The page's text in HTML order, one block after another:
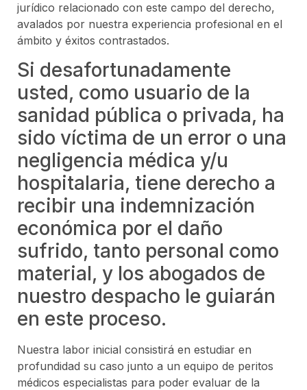
jurídico relacionado con este campo del derecho,
avalados por nuestra experiencia profesional en el
ámbito y éxitos contrastados.
Si desafortunadamente
usted, como usuario de la
sanidad pública o privada, ha
sido víctima de un error o una
negligencia médica y/u
hospitalaria, tiene derecho a
recibir una indemnización
económica por el daño
sufrido, tanto personal como
material, y los abogados de
nuestro despacho le guiarán
en este proceso.
Nuestra labor inicial consistirá en estudiar en
profundidad su caso junto a un equipo de peritos
médicos especialistas para poder evaluar de la